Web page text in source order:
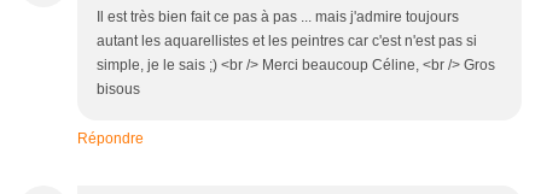
Il est très bien fait ce pas à pas ... mais j'admire toujours
autant les aquarellistes et les peintres car c'est n'est pas si
simple, je le sais ;) <br /> Merci beaucoup Céline, <br /> Gros
bisous
Répondre